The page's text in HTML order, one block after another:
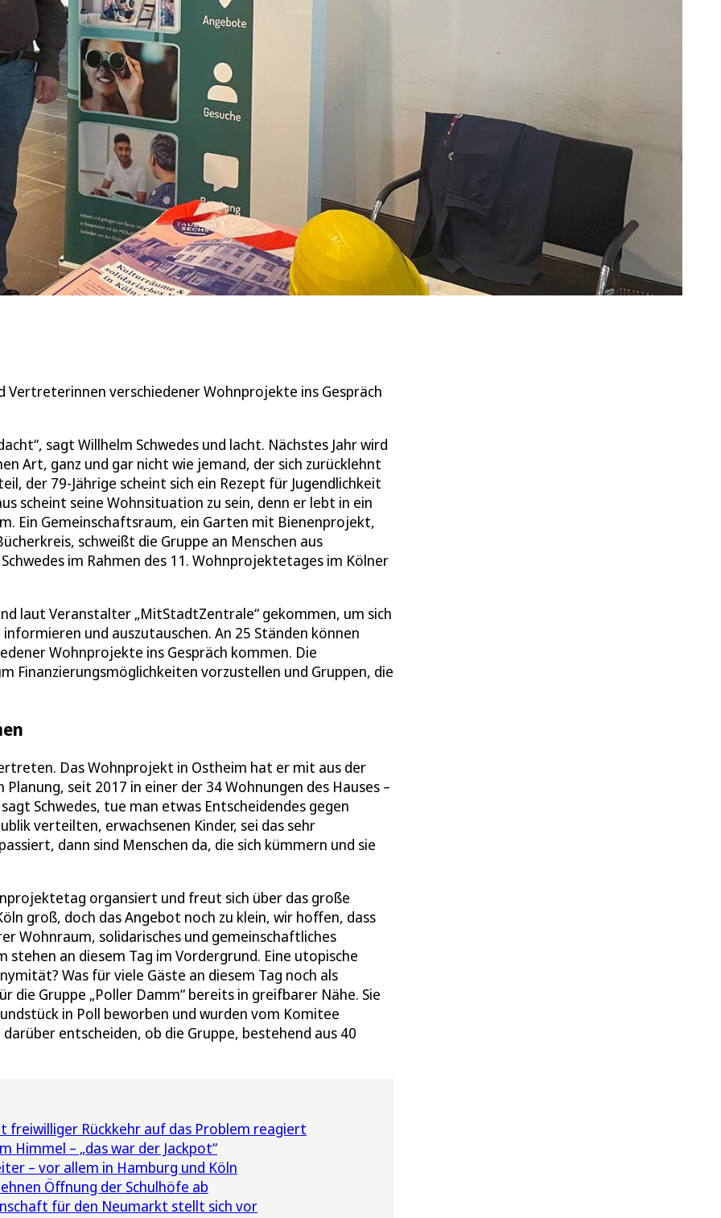
verschiedener Wohnprojekte ins Gespräch
sagt Willhelm Schwedes und lacht. Nächstes Jahr wird
Art, ganz und gar nicht wie jemand, der sich zurücklehnt
der 79-Jährige scheint sich ein Rezept für Jugendlichkeit
scheint seine Wohnsituation zu sein, denn er lebt in ein
Ein Gemeinschaftsraum, ein Garten mit Bienenprojekt,
schweißt die Gruppe an Menschen aus
im Rahmen des 11. Wohnprojektetages im Kölner
laut Veranstalter „MitStadtZentrale“ gekommen, um sich
und auszutauschen. An 25 Ständen können
Wohnprojekte ins Gespräch kommen. Die
Finanzierungsmöglichkeiten vorzustellen und Gruppen, die
Das Wohnprojekt in Ostheim hat er mit aus der
seit 2017 in einer der 34 Wohnungen des Hauses –
Schwedes, tue man etwas Entscheidendes gegen
verteilten, erwachsenen Kinder, sei das sehr
dann sind Menschen da, die sich kümmern und sie
organsiert und freut sich über das große
groß, doch das Angebot noch zu klein, wir hoffen, dass
Wohnraum, solidarisches und gemeinschaftliches
an diesem Tag im Vordergrund. Eine utopische
Was für viele Gäste an diesem Tag noch als
Gruppe „Poller Damm“ bereits in greifbarer Nähe. Sie
in Poll beworben und wurden vom Komitee
entscheiden, ob die Gruppe, bestehend aus 40
freiwilliger Rückkehr auf das Problem reagiert
Himmel – „das war der Jackpot“
– vor allem in Hamburg und Köln
Öffnung der Schulhöfe ab
für den Neumarkt stellt sich vor